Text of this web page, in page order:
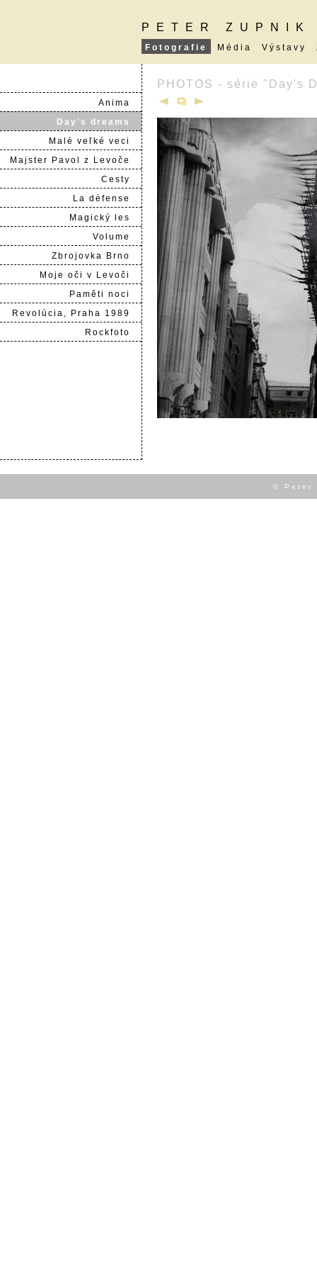
PETER ZUPNIK
Fotografie Média Výstavy
Anima
Day's dreams
Malé veľké veci
Majster Pavol z Levoče
Cesty
La défense
Magický les
Volume
Zbrojovka Brno
Moje oči v Levoči
Paměti noci
Revolúcia, Praha 1989
Rockfoto
PHOTOS - série "Day's
© Peter